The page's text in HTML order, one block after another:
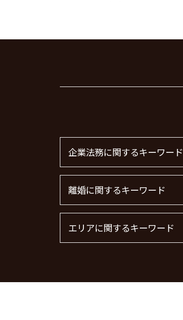
企業法務に関するキーワード
顧問弁護士 費用
顧問弁護士 メリット
顧問弁護士
顧問弁護士 契約
顧問弁護士 費用 中小企業
離婚に関するキーワード
離婚 慰謝料払わない
離婚 慰謝料 相場
エリアに関するキーワード
債権回収 品川区 弁護士